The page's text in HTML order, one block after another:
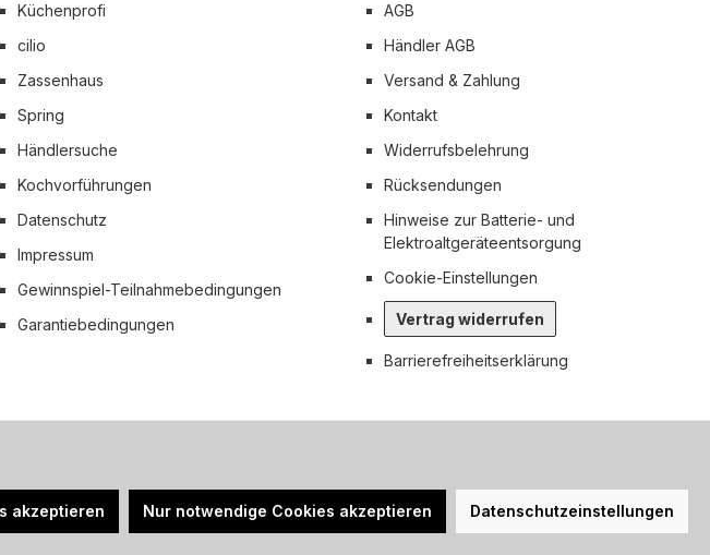
Küchenprofi
cilio
Zassenhaus
Spring
Händlersuche
Kochvorführungen
Datenschutz
Impressum
Gewinnspiel-Teilnahmebedingungen
Garantiebedingungen
AGB
Händler AGB
Versand & Zahlung
Kontakt
Widerrufsbelehrung
Rücksendungen
Hinweise zur Batterie- und
Elektroaltgeräteentsorgung
Cookie-Einstellungen
Vertrag widerrufen
Barrierefreiheitserklärung
Nachnahmegebühren, wenn nicht anders angegeben.
- Alle Rechte vorbehalten.
akzeptieren Nur notwendige Cookies akzeptieren Datenschutzeinstellungen